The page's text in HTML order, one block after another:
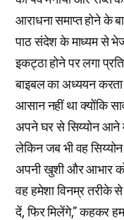
आराधना समाप्त होने के
पाठ संदेश के माध्यम से
इकट्ठा होने पर लगा
बाइबल का अध्ययन
आसान नहीं था क्योंकि
अपने घर से सिय्योन आने
लेकिन जब भी वह
अपनी खुशी और आभार
वह हमेशा विनम्र तरीके
दें, फिर मिलेंगे,” कहकर